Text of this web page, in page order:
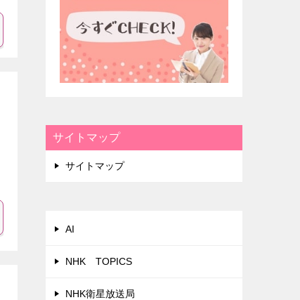
サイトマップ
サイトマップ
AI
NHK TOPICS
NHK衛星放送局